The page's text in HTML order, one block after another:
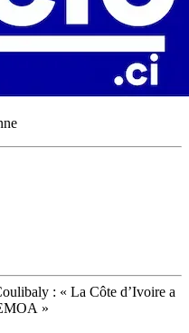
: « La Côte d’Ivoire a
»